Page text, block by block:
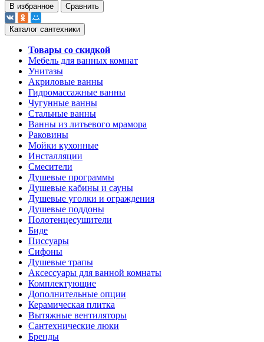
В избранное Сравнить
Каталог сантехники
Товары со скидкой
Мебель для ванных комнат
Унитазы
Акриловые ванны
Гидромассажные ванны
Чугунные ванны
Стальные ванны
Ванны из литьевого мрамора
Раковины
Мойки кухонные
Инсталляции
Смесители
Душевые программы
Душевые кабины и сауны
Душевые уголки и ограждения
Душевые поддоны
Полотенцесушители
Биде
Писсуары
Сифоны
Душевые трапы
Аксессуары для ванной комнаты
Комплектующие
Дополнительные опции
Керамическая плитка
Вытяжные вентиляторы
Сантехнические люки
Бренды